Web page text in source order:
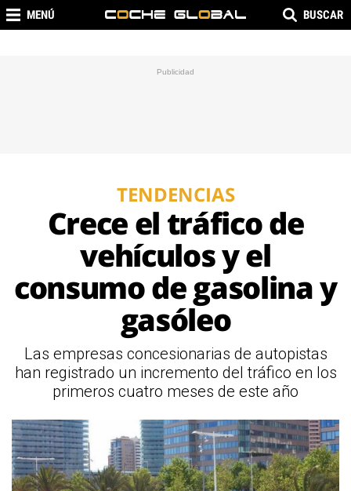
MENÚ BUSCAR
TENDENCIAS
Crece el tráfico de
vehículos y el
consumo de gasolina y
gasóleo
Las empresas concesionarias de autopistas
han registrado un incremento del tráfico en los
primeros cuatro meses de este año